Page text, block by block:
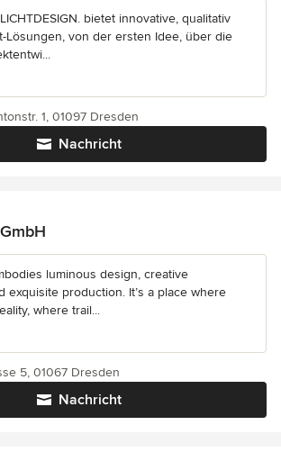
bietet innovative, qualitativ
Lösungen, von der ersten Idee, über die
Nachricht
1, 01097 Dresden
luminous design, creative
exquisite production. It’s a place where
where trail...
Nachricht
5, 01067 Dresden